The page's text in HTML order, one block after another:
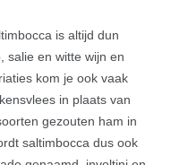
is altijd dun
salie en witte wijn en
kom je ook vaak
in plaats van
gezouten ham in
saltimbocca dus ook